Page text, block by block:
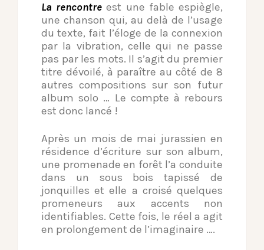
La rencontre est une fable espiègle,
une chanson qui, au delà de l’usage
du texte, fait l’éloge de la connexion
par la vibration, celle qui ne passe
pas par les mots. Il s’agit du premier
titre dévoilé, à paraître au côté de 8
autres compositions sur son futur
album solo … Le compte à rebours
est donc lancé !
Après un mois de mai jurassien en
résidence d’écriture sur son album,
une promenade en forêt l’a conduite
dans un sous bois tapissé de
jonquilles et elle a croisé quelques
promeneurs aux accents non
identifiables. Cette fois, le réel a agit
en prolongement de l’imaginaire ….